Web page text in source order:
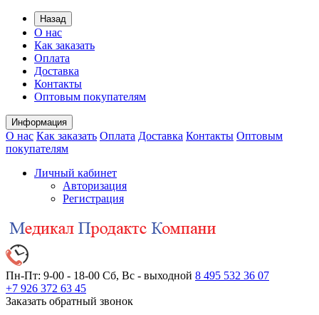
Назад
О нас
Как заказать
Оплата
Доставка
Контакты
Оптовым покупателям
Информация
О нас Как заказать Оплата Доставка Контакты Оптовым
покупателям
Личный кабинет
Авторизация
Регистрация
Пн-Пт: 9-00 - 18-00 Сб, Вс - выходной 8 495 532 36 07
+7 926 372 63 45
Заказать обратный звонок